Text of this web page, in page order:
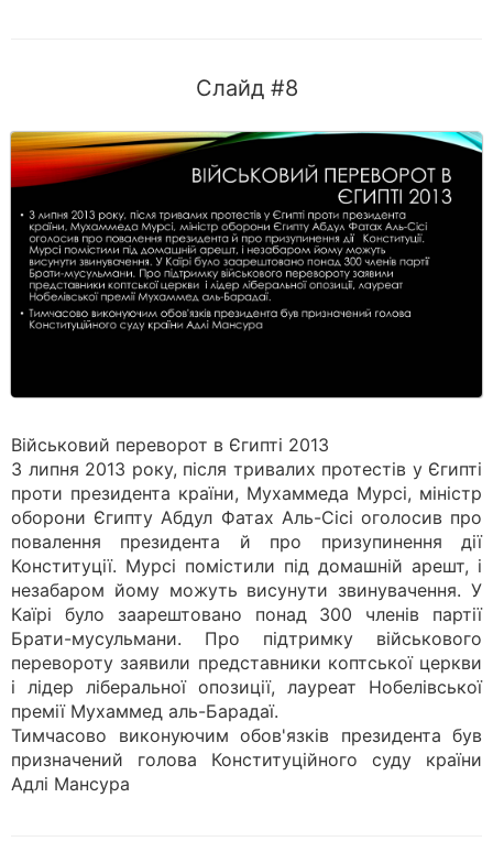
Слайд #8
Військовий переворот в Єгипті 2013
3 липня 2013 року, після тривалих протестів у Єгипті
проти президента країни, Мухаммеда Мурсі, міністр
оборони Єгипту Абдул Фатах Аль-Сісі оголосив про
повалення президента й про призупинення дії
Конституції. Мурсі помістили під домашній арешт, і
незабаром йому можуть висунути звинувачення. У
Каїрі було заарештовано понад 300 членів партії
Брати-мусульмани. Про підтримку військового
перевороту заявили представники коптської церкви
і лідер ліберальної опозиції, лауреат Нобелівської
премії Мухаммед аль-Барадаї.
Тимчасово виконуючим обов'язків президента був
призначений голова Конституційного суду країни
Адлі Мансура